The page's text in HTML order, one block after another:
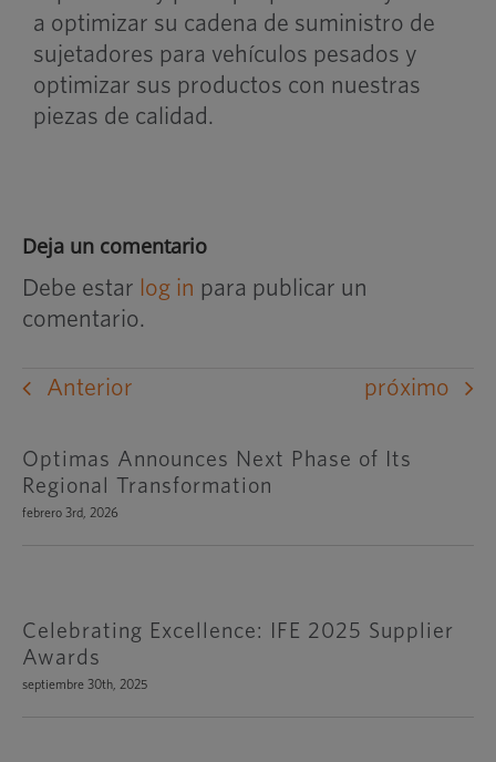
a optimizar su cadena de suministro de
sujetadores para vehículos pesados y
optimizar sus productos con nuestras
piezas de calidad.
Deja un comentario
Debe estar log in para publicar un
comentario.
Anterior próximo
Optimas Announces Next Phase of Its
Regional Transformation
febrero 3rd, 2026
Celebrating Excellence: IFE 2025 Supplier
Awards
septiembre 30th, 2025